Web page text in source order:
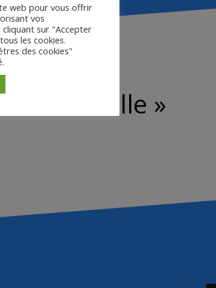
en salle »
web pour vous offrir
vos
sur "Accepter
les cookies.
des cookies"